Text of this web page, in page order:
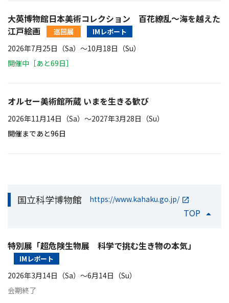
大英博物館日本美術コレクション 百花繚乱～海を越えた
江戸絵画
巡回展 IMレポート
2026年7月25日（Sa）〜10月18日（Su）
開催中［あと69日］
オルセー美術館所蔵 いまを生きる歓び
2026年11月14日（Sa）〜2027年3月28日（Su）
開催まであと96日
国立科学博物館 https://www.kahaku.go.jp/
TOP
特別展「超危険生物展 科学で挑む生き物の本気」
IMレポート
2026年3月14日（Sa）〜6月14日（Su）
会期終了